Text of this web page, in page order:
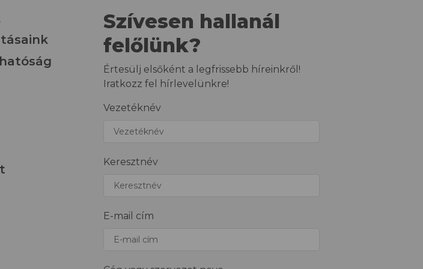
Szívesen hallanál
felőlünk?
Értesülj elsőként a legfrissebb híreinkről!
Iratkozz fel hírlevelünkre!
Vezetéknév
Keresztnév
E-mail cím